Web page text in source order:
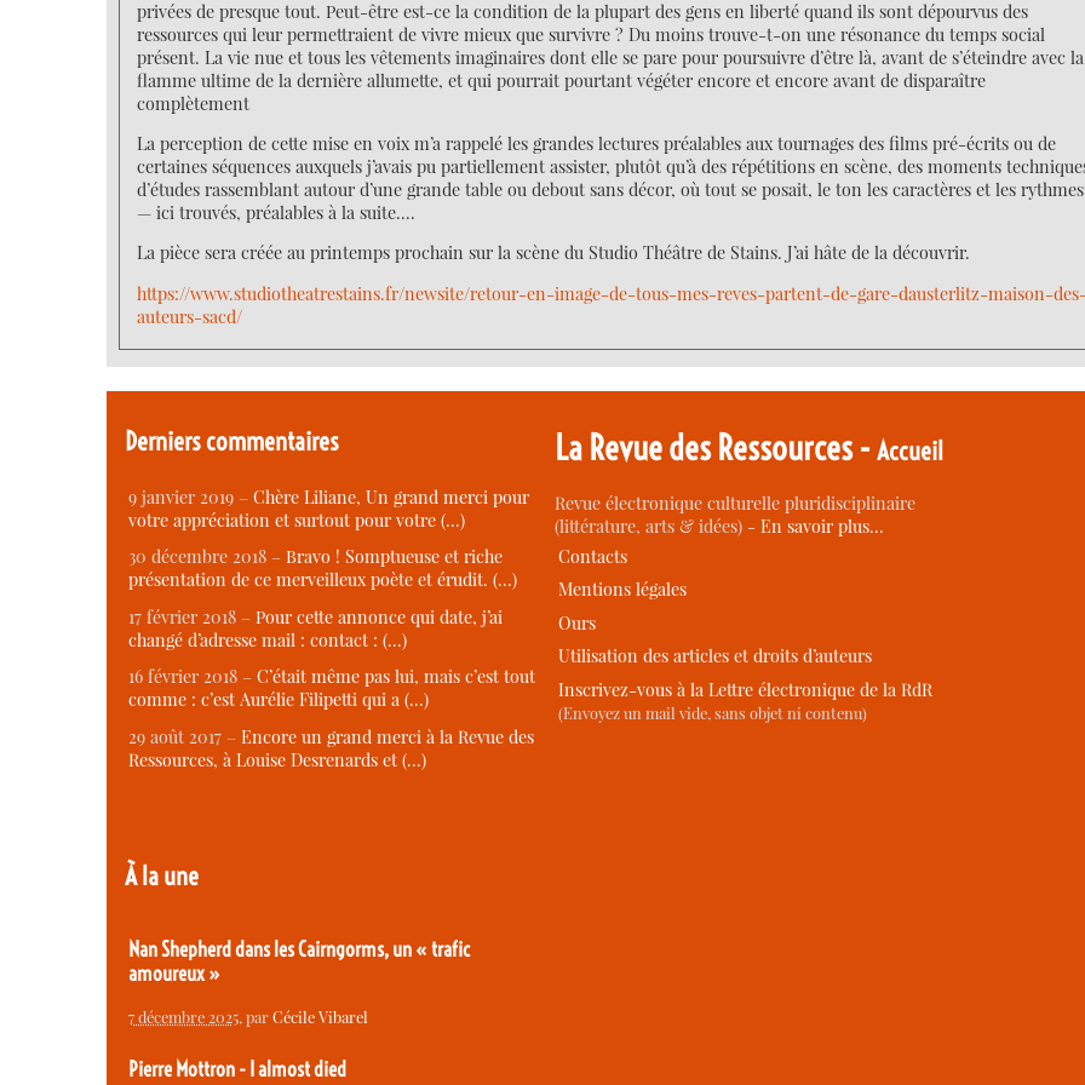
privées de presque tout. Peut-être est-ce la condition de la plupart des gens en liberté quand ils sont dépourvus des
ressources qui leur permettraient de vivre mieux que survivre ? Du moins trouve-t-on une résonance du temps social
présent. La vie nue et tous les vêtements imaginaires dont elle se pare pour poursuivre d’être là, avant de s’éteindre avec la
flamme ultime de la dernière allumette, et qui pourrait pourtant végéter encore et encore avant de disparaître
complètement
La perception de cette mise en voix m’a rappelé les grandes lectures préalables aux tournages des films pré-écrits ou de
certaines séquences auxquels j’avais pu partiellement assister, plutôt qu’à des répétitions en scène, des moments
d’études rassemblant autour d’une grande table ou debout sans décor, où tout se posait, le ton les caractères et les rythmes
— ici trouvés, préalables à la suite....
La pièce sera créée au printemps prochain sur la scène du Studio Théâtre de Stains. J’ai hâte de la découvrir.
https://www.studiotheatrestains.fr/newsite/retour-en-image-de-tous-mes-reves-partent-de-gare-dausterlitz-maison-
auteurs-sacd/
Derniers commentaires
9 janvier 2019 – Chère Liliane, Un grand merci pour
votre appréciation et surtout pour votre (…)
30 décembre 2018 – Bravo ! Somptueuse et riche
présentation de ce merveilleux poète et érudit. (…)
17 février 2018 – Pour cette annonce qui date, j’ai
changé d’adresse mail : contact : (…)
16 février 2018 – C’était même pas lui, mais c’est tout
comme : c’est Aurélie Filipetti qui a (…)
29 août 2017 – Encore un grand merci à la Revue des
Ressources, à Louise Desrenards et (…)
À la une
Nan Shepherd dans les Cairngorms, un « trafic
amoureux »
7 décembre 2025, parCécile Vibarel
Pierre Mottron - I almost died
La Revue des Ressources -Accueil
Revue électronique culturelle pluridisciplinaire
(littérature, arts & idées) -En savoir plus…
Contacts
Mentions légales
Ours
Utilisation des articles et droits d’auteurs
Inscrivez-vous à la Lettre électronique de la RdR
(Envoyez un mail vide, sans objet ni contenu)